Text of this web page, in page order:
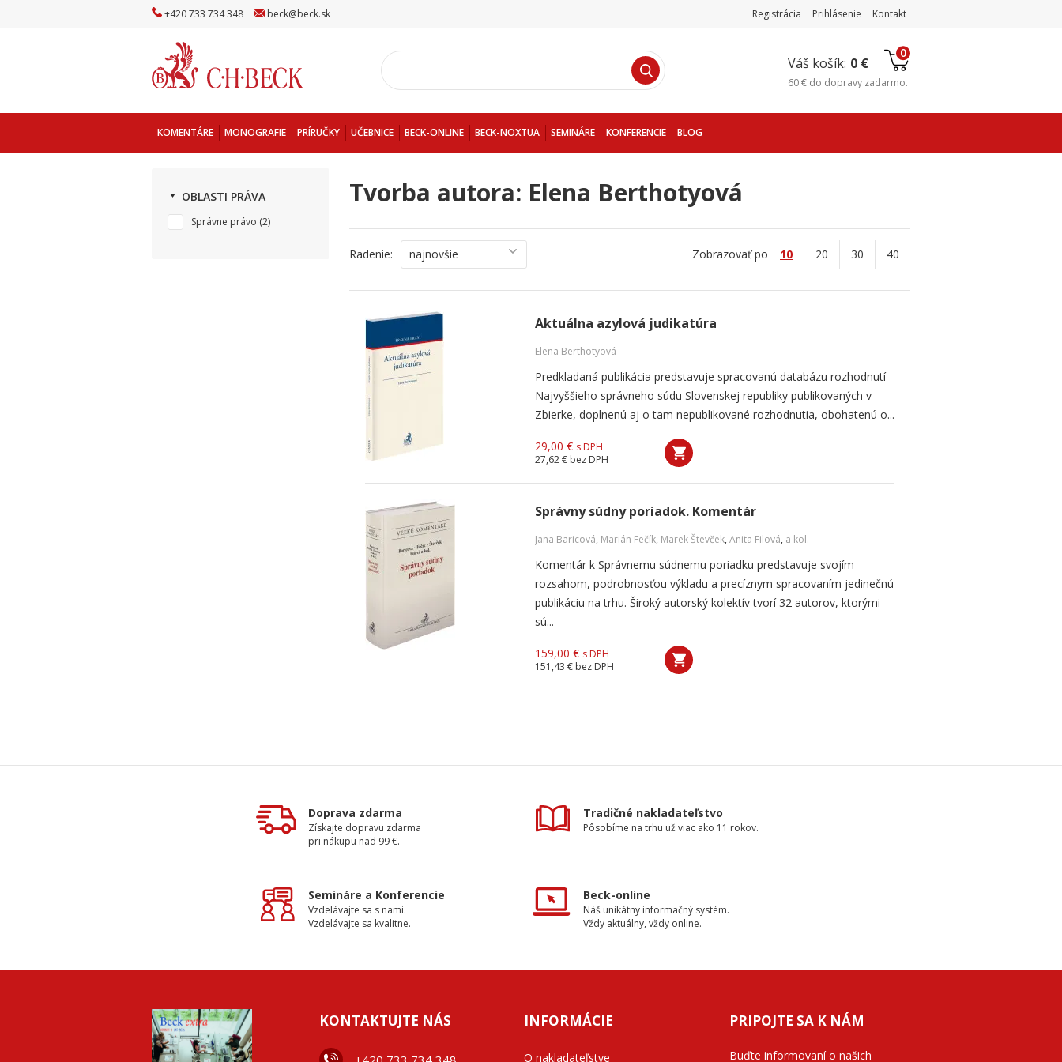
+420733 734348 beck@beck.sk Registrácia Prihlásenie Kontakt
Váš košík: 0 €
0
60 € do dopravy zadarmo.
KOMENTÁRE MONOGRAFIE PRÍRUČKY UČEBNICE BECK-ONLINE BECK-NOXTUA SEMINÁRE KONFERENCIE BLOG
OBLASTI PRÁVA
Správne právo (2)
Tvorba autora: Elena Berthotyová
Radenie: najnovšie Zobrazovať po 10 20 30 40
Aktuálna azylová judikatúra
Elena Berthotyová
Predkladaná publikácia predstavuje spracovanú databázu rozhodnutí
Najvyššieho správneho súdu Slovenskej republiky publikovaných v
Zbierke, doplnenú aj o tam nepublikované rozhodnutia, obohatenú o...
29,00 € s DPH
27,62 € bez DPH
Správny súdny poriadok. Komentár
Jana Baricová, Marián Fečík, Marek Števček, Anita Filová, a kol.
Komentár k Správnemu súdnemu poriadku predstavuje svojím
rozsahom, podrobnosťou výkladu a precíznym spracovaním jedinečnú
publikáciu na trhu. Široký autorský kolektív tvorí 32 autorov, ktorými
sú...
159,00 € s DPH
151,43 € bez DPH
Doprava zdarma
Získajte dopravu zdarma
pri nákupu nad 99 €.
Tradičné nakladateľstvo
Pôsobíme na trhu už viac ako 11 rokov.
Semináre a Konferencie
Vzdelávajte sa s nami.
Vzdelávajte sa kvalitne.
Beck-online
Náš unikátny informačný systém.
Vždy aktuálny, vždy online.
KONTAKTUJTE NÁS INFORMÁCIE
O nakladateľstve
PRIPOJTE SA K NÁM
Buďte informovaní o našich